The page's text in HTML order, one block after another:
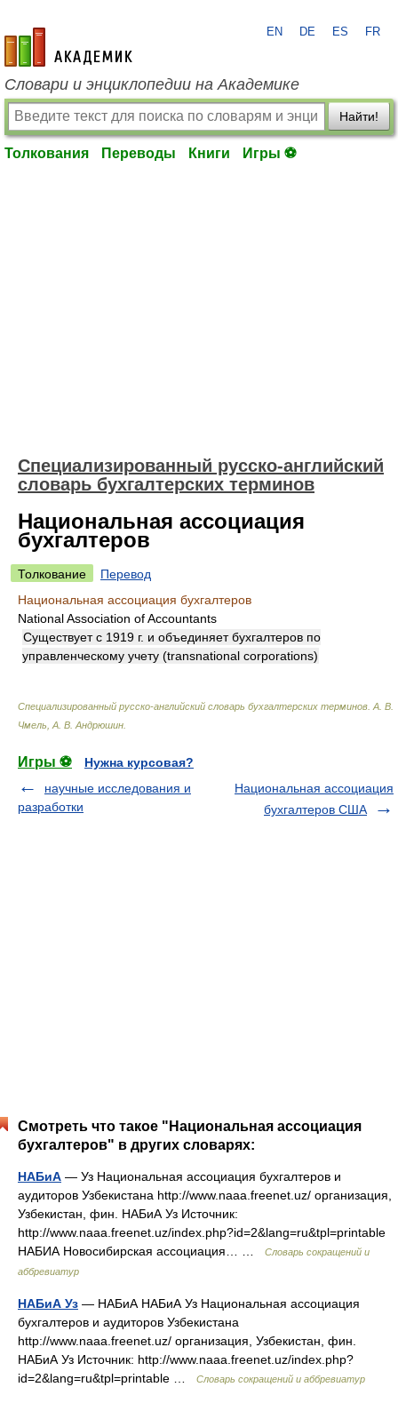
academic.ru
EN DE ES FR
Словари и энциклопедии на Академике
Найти!
Толкования Переводы Книги Игры ⚽
Специализированный русско-английский
словарь бухгалтерских терминов
Национальная ассоциация
бухгалтеров
Толкование
Перевод
Национальная ассоциация бухгалтеров
National Association of Accountants
Существует с 1919 г. и объединяет бухгалтеров по
управленческому учету (transnational corporations)
Специализированный русско-английский словарь бухгалтерских терминов А. В.
Чмель, А. В. Андрюшин
Игры ⚽
Нужна курсовая?
научные исследования и
разработки
Национальная ассоциация
бухгалтеров США
Смотреть что такое "Национальная ассоциация
бухгалтеров" в других словарях:
НАБиА — Уз Национальная ассоциация бухгалтеров и
аудиторов Узбекистана http://www.naaa.freenet.uz/​ организация,
Узбекистан, фин. НАБиА Уз Источник:
http://www.naaa.freenet.uz/index.php?id=2&lang=ru&tpl=printable
НАБИА Новосибирская ассоциация… …
Словарь сокращений и
аббревиатур
НАБиА Уз — НАБиА НАБиА Уз Национальная ассоциация
бухгалтеров и аудиторов Узбекистана
http://www.naaa.freenet.uz/​ организация, Узбекистан, фин.
НАБиА Уз Источник: http://www.naaa.freenet.uz/index.php?
id=2&lang=ru&tpl=printable …
Словарь сокращений и аббревиатур